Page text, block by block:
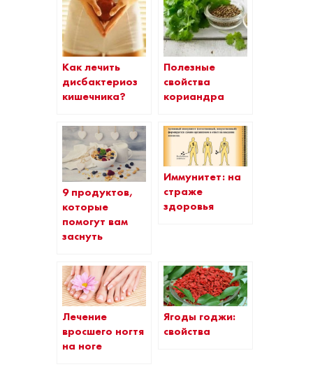
Как лечить
дисбактериоз
кишечника?
Полезные
свойства
кориандра
9 продуктов,
которые
помогут вам
заснуть
Иммунитет: на
страже
здоровья
Лечение
вросшего ногтя
на ноге
Ягоды годжи:
свойства